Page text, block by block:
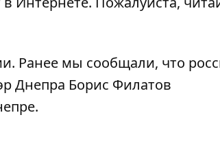
. Ранее мы сообщали, что
Днепра Борис Филатов